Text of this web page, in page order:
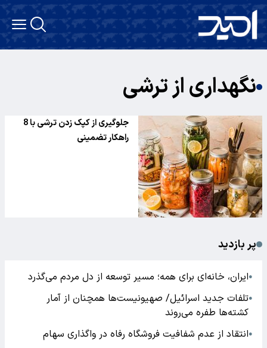
نگهداری از ترشی
جلوگیری از کپک زدن ترشی با 8
راهکار تضمینی
پر بازدید
●ایران، خانه‌ای برای همه؛ مسیر توسعه از دل مردم می‌گذرد
●تلفات جدید اسرائیل/ صهیونیست‌ها همچنان از آمار
کشته‌ها طفره می‌روند
●انتقاد از عدم شفافیت فروشگاه رفاه در واگذاری سهام